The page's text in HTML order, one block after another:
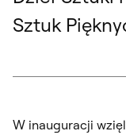
Sztuk
W inauguracji